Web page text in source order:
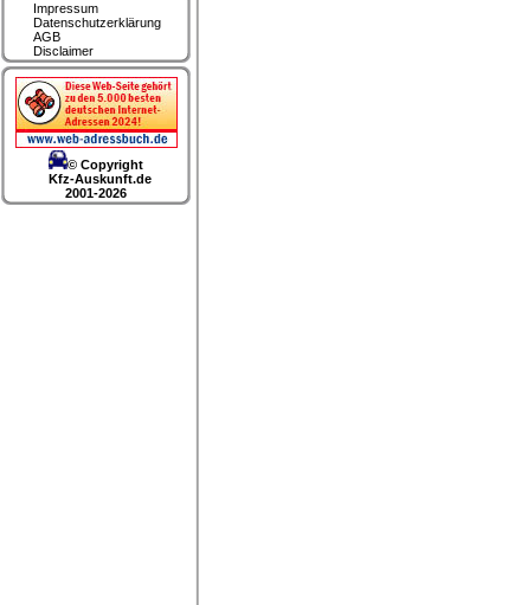
Impressum
Datenschutzerklärung
AGB
Disclaimer
© Copyright
Kfz-Auskunft.de
2001-2026